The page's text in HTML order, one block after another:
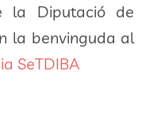
la Diputació de
la benvinguda al
SeTDIBA